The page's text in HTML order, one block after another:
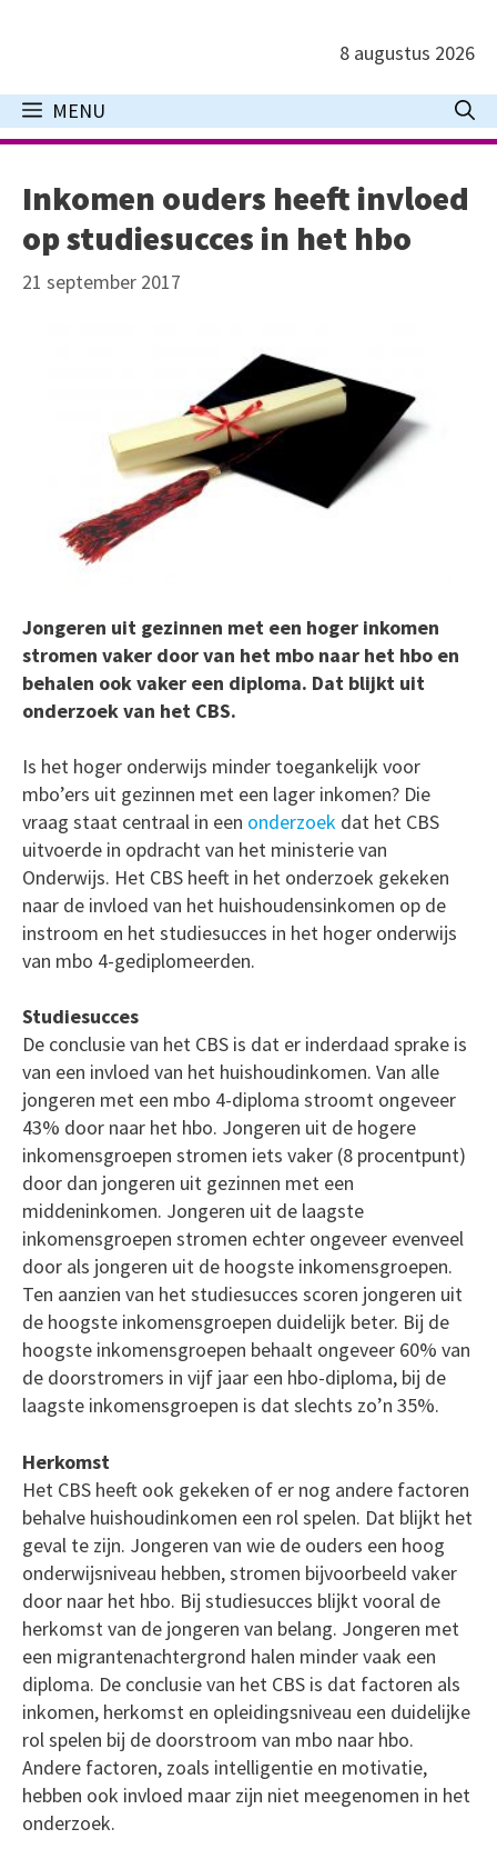
inhoud
8 augustus 2026
MENU
Inkomen ouders heeft invloed
op studiesucces in het hbo
21 september 2017
Jongeren uit gezinnen met een hoger inkomen
stromen vaker door van het mbo naar het hbo en
behalen ook vaker een diploma. Dat blijkt uit
onderzoek van het CBS.
Is het hoger onderwijs minder toegankelijk voor
mbo’ers uit gezinnen met een lager inkomen? Die
vraag staat centraal in een onderzoek dat het CBS
uitvoerde in opdracht van het ministerie van
Onderwijs. Het CBS heeft in het onderzoek gekeken
naar de invloed van het huishoudensinkomen op de
instroom en het studiesucces in het hoger onderwijs
van mbo 4-gediplomeerden.
Studiesucces
De conclusie van het CBS is dat er inderdaad sprake is
van een invloed van het huishoudinkomen. Van alle
jongeren met een mbo 4-diploma stroomt ongeveer
43% door naar het hbo. Jongeren uit de hogere
inkomensgroepen stromen iets vaker (8 procentpunt)
door dan jongeren uit gezinnen met een
middeninkomen. Jongeren uit de laagste
inkomensgroepen stromen echter ongeveer evenveel
door als jongeren uit de hoogste inkomensgroepen.
Ten aanzien van het studiesucces scoren jongeren uit
de hoogste inkomensgroepen duidelijk beter. Bij de
hoogste inkomensgroepen behaalt ongeveer 60% van
de doorstromers in vijf jaar een hbo-diploma, bij de
laagste inkomensgroepen is dat slechts zo’n 35%.
Herkomst
Het CBS heeft ook gekeken of er nog andere factoren
behalve huishoudinkomen een rol spelen. Dat blijkt het
geval te zijn. Jongeren van wie de ouders een hoog
onderwijsniveau hebben, stromen bijvoorbeeld vaker
door naar het hbo. Bij studiesucces blijkt vooral de
herkomst van de jongeren van belang. Jongeren met
een migrantenachtergrond halen minder vaak een
diploma. De conclusie van het CBS is dat factoren als
inkomen, herkomst en opleidingsniveau een duidelijke
rol spelen bij de doorstroom van mbo naar hbo.
Andere factoren, zoals intelligentie en motivatie,
hebben ook invloed maar zijn niet meegenomen in het
onderzoek.